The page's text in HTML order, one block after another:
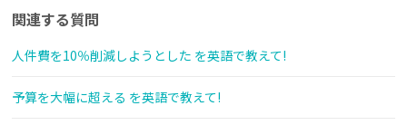
関連する質問
人件費を10％削減しようとした を英語で教えて!
予算を大幅に超える を英語で教えて!